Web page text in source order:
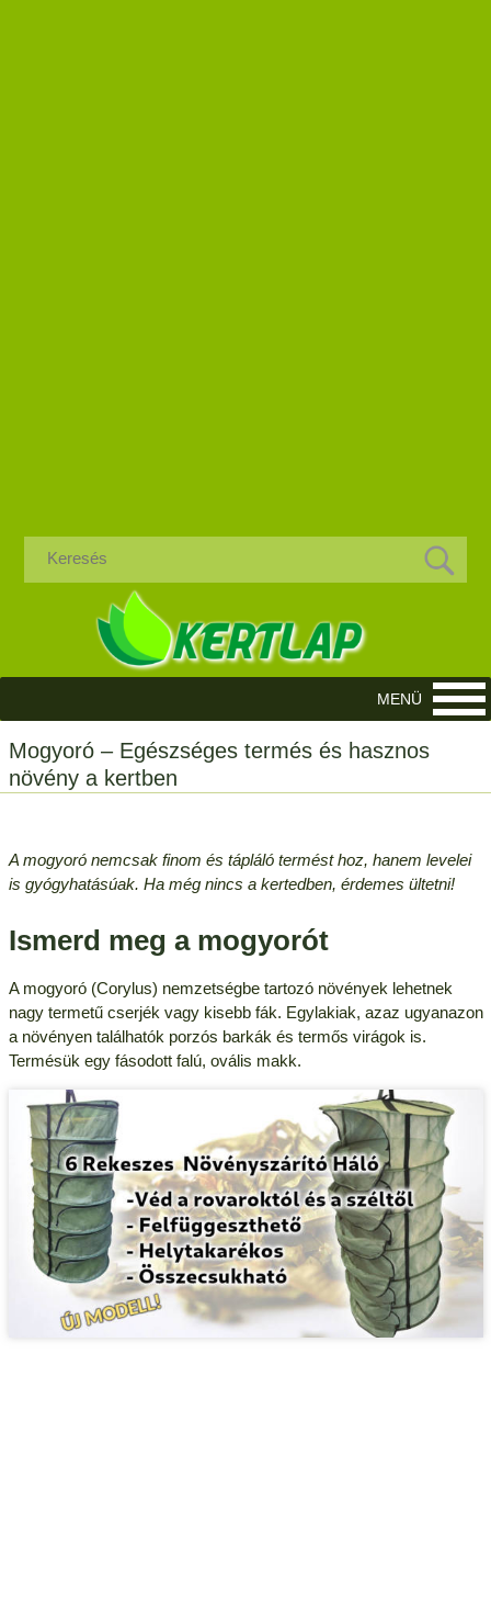
Mogyoró – Egészséges termés és hasznos
növény a kertben
A mogyoró nemcsak finom és tápláló termést hoz, hanem levelei
is gyógyhatásúak. Ha még nincs a kertedben, érdemes ültetni!
Ismerd meg a mogyorót
A mogyoró (Corylus) nemzetségbe tartozó növények lehetnek
nagy termetű cserjék vagy kisebb fák. Egylakiak, azaz ugyanazon
a növényen találhatók porzós barkák és termős virágok is.
Termésük egy fásodott falú, ovális makk.